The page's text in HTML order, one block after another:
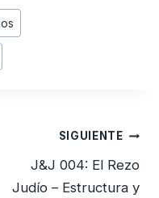
SIGUIENTE
J&J 004: El Rezo
Judío – Estructura y